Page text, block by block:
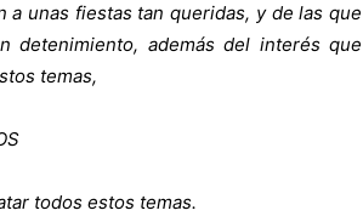
unas fiestas tan queridas, y de las que
detenimiento, además del interés que
temas,
todos estos temas.